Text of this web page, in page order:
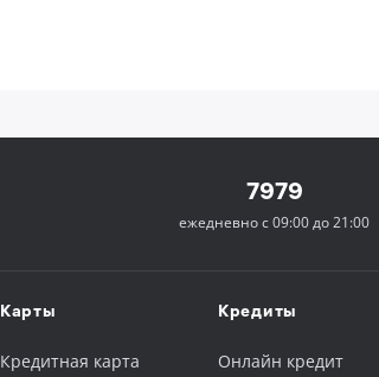
7979
ежедневно с 09:00 до 21:00
Карты
Кредитная карта
Кредиты
Онлайн кредит